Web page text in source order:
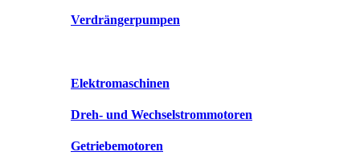
Verdrängerpumpen
Elektromaschinen
Dreh- und Wechselstrommotoren
Getriebemotoren